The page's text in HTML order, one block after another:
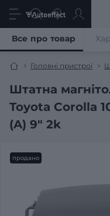
Головні пристрої
Штатна
Toyota Corolla
(A) 9" 2k
Все про товар
продано